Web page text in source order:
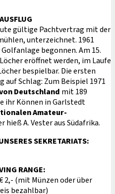
gültige Pachtvertrag mit der
unterzeichnet. 1961
begonnen. Am 15.
eröffnet werden, im Laufe
bespielbar. Die ersten
Schlag: Zum Beispiel 1971
Deutschland mit 189
ihr Können in Garlstedt
Amateur-
hieß A. Vester aus Südafrika.
SEKRETARIATS:
RANGE:
2,- (mit Münzen oder über
bezahlbar)